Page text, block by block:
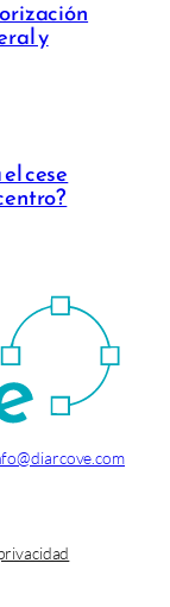
y
cese